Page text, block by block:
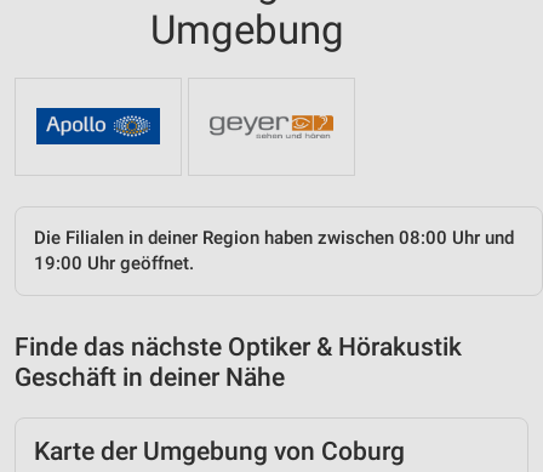
Umgebung
Die Filialen in deiner Region haben zwischen 08:00 Uhr und
19:00 Uhr geöffnet.
Finde das nächste Optiker & Hörakustik
Geschäft in deiner Nähe
Karte der Umgebung von Coburg